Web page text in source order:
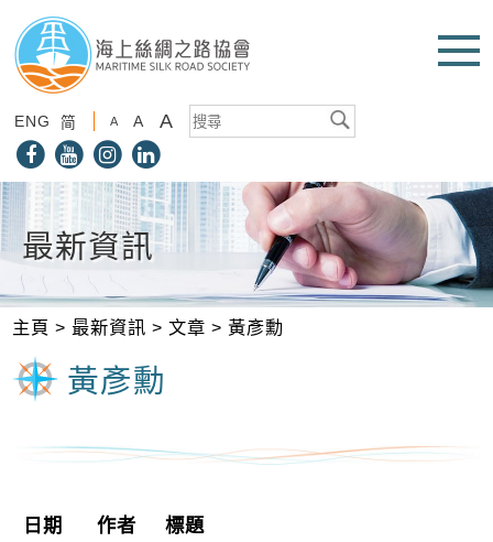
ENG 简 A A A
最新資訊
主頁 > 最新資訊 >文章 > 黃彥勳
黃彥勳
日期 作者
標題